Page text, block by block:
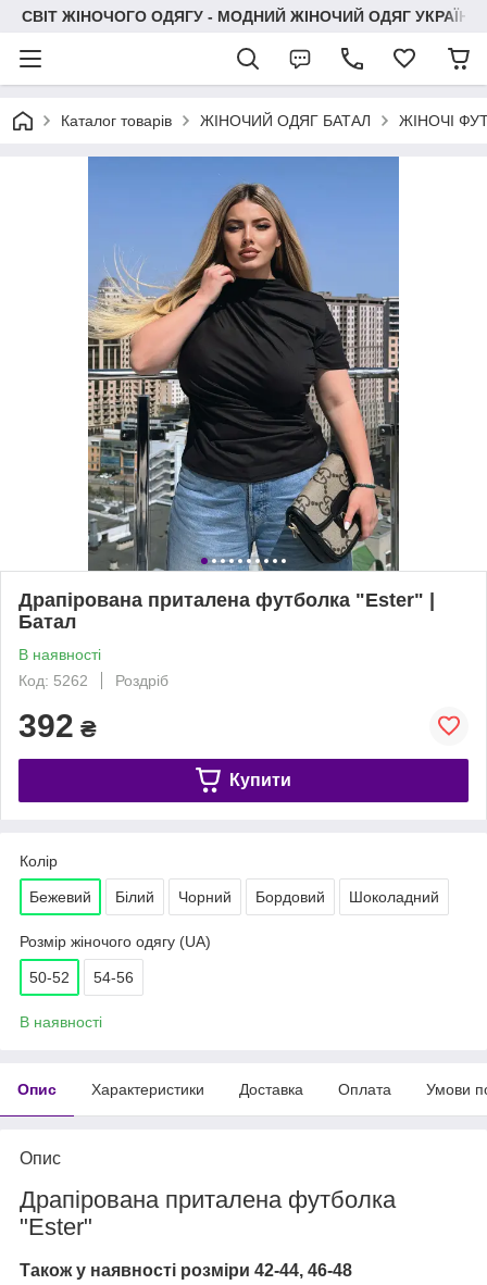
СВІТ ЖІНОЧОГО ОДЯГУ - МОДНИЙ ЖІНОЧИЙ ОДЯГ УКРАЇНИ
Каталог товарів ЖІНОЧИЙ ОДЯГ БАТАЛ ЖІНОЧІ
Драпірована приталена футболка "Ester" |
Батал
В наявності
Код: 5262
Роздріб
392 ₴
Купити
Колір
Бежевий Білий Чорний Бордовий Шоколадний
Розмір жіночого одягу (UA)
50-52 54-56
В наявності
Опис Характеристики Доставка Оплата Умови
Опис
Драпірована приталена футболка
"Ester"
Також у наявності розміри 42-44, 46-48